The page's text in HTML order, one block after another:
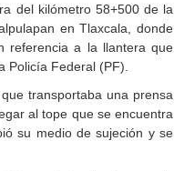
del kilómetro 58+500 de la
en Tlaxcala, donde
referencia a la llantera que
Policía Federal (PF).
transportaba una prensa
al tope que se encuentra
su medio de sujeción y se